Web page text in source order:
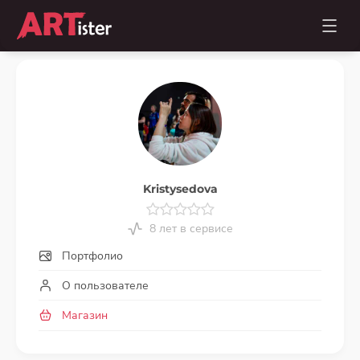
Kristysedova
8 лет в сервисе
Портфолио
О пользователе
Магазин